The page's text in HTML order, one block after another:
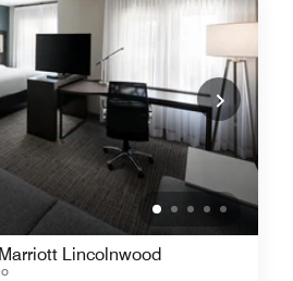
Lincolnwood